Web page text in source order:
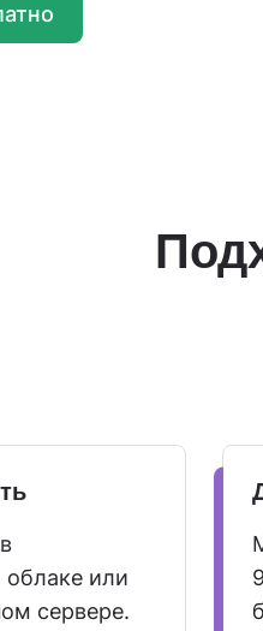
или
сервере.